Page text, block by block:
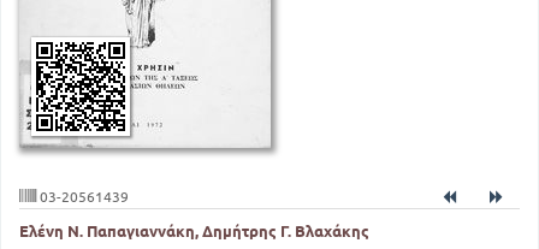
03-20561439
Ελένη Ν. Παπαγιαννάκη, Δημήτρης Γ. Βλαχάκης